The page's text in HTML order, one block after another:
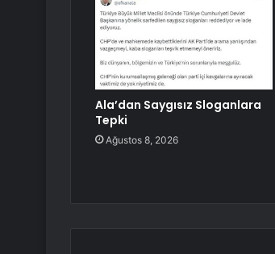
Ala’dan Saygısız Sloganlara
Tepki
Ağustos 8, 2026